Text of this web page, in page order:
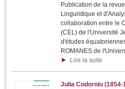
Publication de la
Linguistique et
collaboration entre le
(CEL) de l'Université
d'études
ROMANES de
Lire la suite
Julia Codorniu